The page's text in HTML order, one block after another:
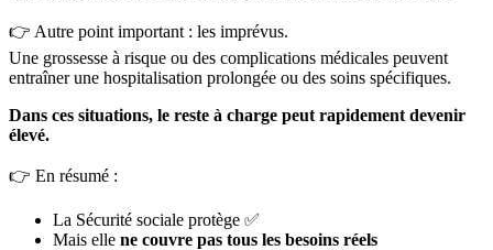
👉 Autre point important : les imprévus.
Une grossesse à risque ou des complications médicales peuvent
entraîner une hospitalisation prolongée ou des soins spécifiques.
Dans ces situations, le reste à charge peut rapidement devenir
élevé.
👉 En résumé :
La Sécurité sociale protège ✅
Mais elle ne couvre pas tous les besoins réels